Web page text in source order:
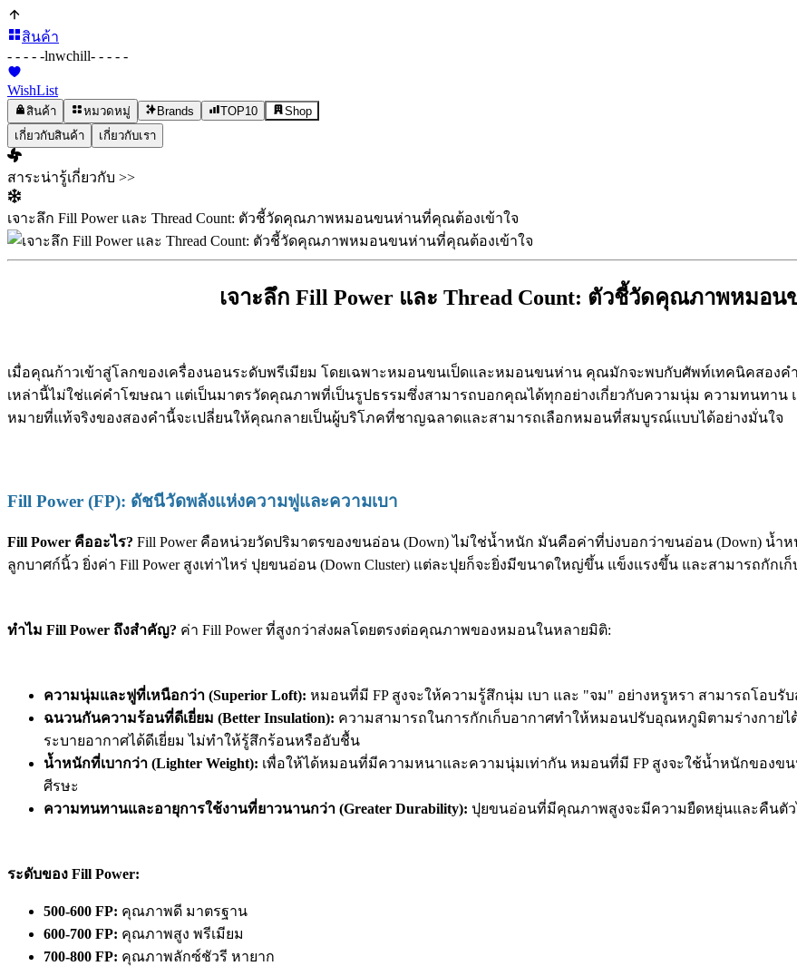
สินค้า
- - - - -lnwchill- - - - -
WishList
สินค้า หมวดหมู่ Brands TOP10
Shop
เกี่ยวกับสินค้า
เกี่ยวกับเรา
สาระน่ารู้เกี่ยวกับ >>
เจาะลึก Fill Power และ Thread Count: ตัวชี้วัดคุณภาพหมอนขนห่านที่คุณต้องเข้าใจ
เจาะลึก Fill Power และ Thread Count: ตัวชี้วัดคุณภาพหมอ
เมื่อคุณก้าวเข้าสู่โลกของเครื่องนอนระดับพรีเมียม โดยเฉพาะหมอนขนเป็ดและหมอนขนห่าน คุณมักจะพบกับศัพท์เทคนิคสองคำ
เหล่านี้ไม่ใช่แค่คำโฆษณา แต่เป็นมาตรวัดคุณภาพที่เป็นรูปธรรมซึ่งสามารถบอกคุณได้ทุกอย่างเกี่ยวกับความนุ่ม ความทนทาน
หมายที่แท้จริงของสองคำนี้จะเปลี่ยนให้คุณกลายเป็นผู้บริโภคที่ชาญฉลาดและสามารถเลือกหมอนที่สมบูรณ์แบบได้อย่างมั่นใจ
Fill Power (FP): ดัชนีวัดพลังแห่งความฟูและความเบา
Fill Power คืออะไร? Fill Power คือหน่วยวัดปริมาตรของขนอ่อน (Down) ไม่ใช่น้ำหนัก มันคือค่าที่บ่งบอกว่าขนอ่อน (Down) น้
ลูกบาศก์นิ้ว ยิ่งค่า Fill Power สูงเท่าไหร่ ปุยขนอ่อน (Down Cluster) แต่ละปุยก็จะยิ่งมีขนาดใหญ่ขึ้น แข็งแรงขึ้น และสามารถกักเ
ทำไม Fill Power ถึงสำคัญ? ค่า Fill Power ที่สูงกว่าส่งผลโดยตรงต่อคุณภาพของหมอนในหลายมิติ:
ความนุ่มและฟูที่เหนือกว่า (Superior Loft): หมอนที่มี FP สูงจะให้ความรู้สึกนุ่ม เบา และ "จม" อย่างหรูหรา สามารถโอบ
ฉนวนกันความร้อนที่ดีเยี่ยม (Better Insulation): ความสามารถในการกักเก็บอากาศทำให้หมอนปรับอุณหภูมิตามร่างกาย
ระบายอากาศได้ดีเยี่ยม ไม่ทำให้รู้สึกร้อนหรืออับชื้น
น้ำหนักที่เบากว่า (Lighter Weight): เพื่อให้ได้หมอนที่มีความหนาและความนุ่มเท่ากัน หมอนที่มี FP สูงจะใช้น้ำหนักของข
ศีรษะ
ความทนทานและอายุการใช้งานที่ยาวนานกว่า (Greater Durability): ปุยขนอ่อนที่มีคุณภาพสูงจะมีความยืดหยุ่นและคืนตั
ระดับของ Fill Power:
500-600 FP: คุณภาพดี มาตรฐาน
600-700 FP: คุณภาพสูง พรีเมียม
700-800 FP: คุณภาพลักซ์ชัวรี หายาก